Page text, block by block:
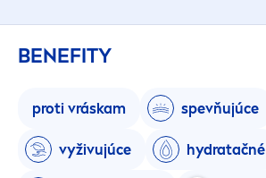
BENEFITY
proti vráskam spevňujúce
vyživujúce hydratačné